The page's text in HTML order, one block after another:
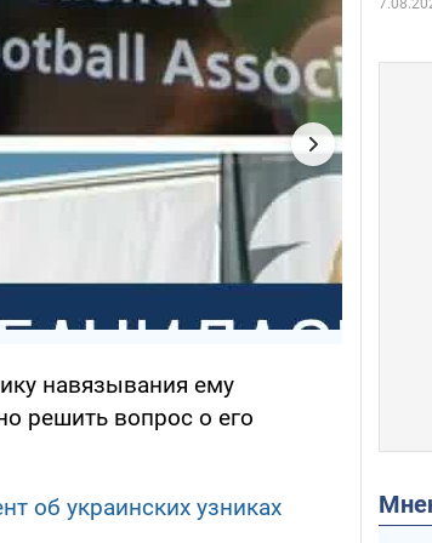
навязывания ему
решить вопрос о его
об украинских узниках